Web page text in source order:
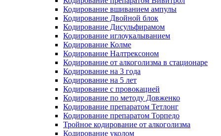
Кодирование вшиванием ампулы
Кодирование Двойной блок
Кодирование Дисульфирамом
Кодирование иглоукалыванием
Кодирование Колме
Кодирование Налтрексоном
Кодирование от алкоголизма в стационаре
Кодирование на 3 года
Кодирование на 5 лет
Кодирование с провокацией
Кодирование по методу Довженко
Кодирование препаратом Тетлонг
Кодирование препаратом Торпедо
Тройное кодирование от алкоголизма
Кодирование уколом